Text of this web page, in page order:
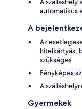
automatikus
A
Az
hitelkártyás,
szükséges
Fényképes
A
Gyermekek